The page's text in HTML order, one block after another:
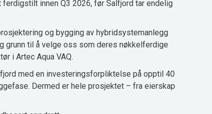
innen Q3 2026, før Salfjord tar endelig
og bygging av hybridsystemanlegg
grunn til å velge oss som deres nøkkelferdige
i Artec Aqua VAQ.
med en investeringsforpliktelse på opptil 40
Dermed er hele prosjektet – fra eierskap